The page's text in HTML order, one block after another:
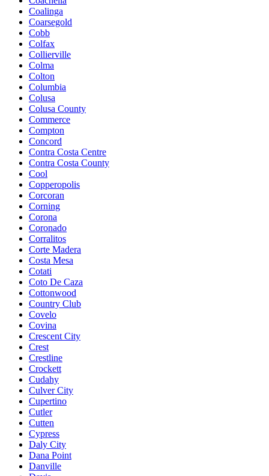
Coalinga
Coarsegold
Cobb
Colfax
Collierville
Colma
Colton
Columbia
Colusa
Colusa County
Commerce
Compton
Concord
Contra Costa Centre
Contra Costa County
Cool
Copperopolis
Corcoran
Corning
Corona
Coronado
Corralitos
Corte Madera
Costa Mesa
Cotati
Coto De Caza
Cottonwood
Country Club
Covelo
Covina
Crescent City
Crest
Crestline
Crockett
Cudahy
Culver City
Cupertino
Cutler
Cutten
Cypress
Daly City
Dana Point
Danville